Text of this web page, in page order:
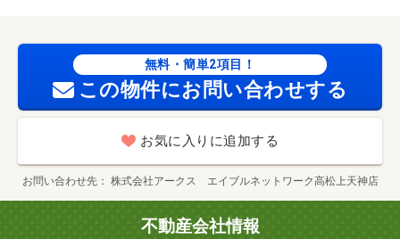
有 ３，３００円 空き台数 ６台
無料・簡単2項目！
この物件にお問い合わせする
お気に入りに追加する
お問い合わせ先 株式会社アークス エイブルネットワーク高松上天神店
不動産会社情報